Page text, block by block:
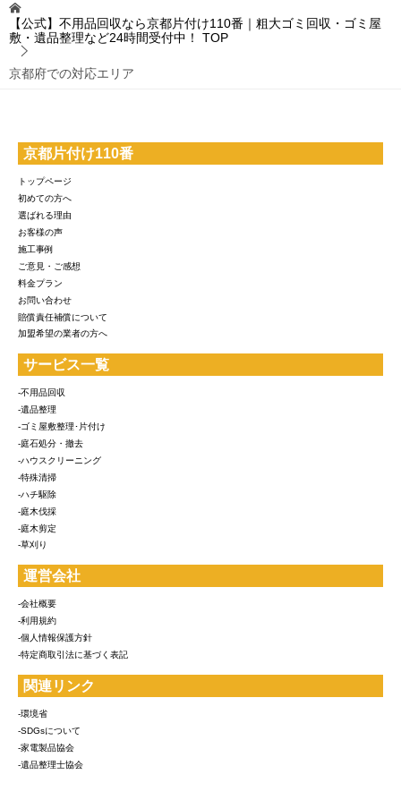
【公式】不用品回収なら京都片付け110番｜粗大ゴミ回収・ゴミ屋
敷・遺品整理など24時間受付中！
TOP
京都府での対応エリア
京都片付け110番
トップページ
初めての方へ
選ばれる理由
お客様の声
施工事例
ご意見・ご感想
料金プラン
お問い合わせ
賠償責任補償について
加盟希望の業者の方へ
サービス一覧
-不用品回収
-遺品整理
-ゴミ屋敷整理･片付け
-庭石処分・撤去
-ハウスクリーニング
-特殊清掃
-ハチ駆除
-庭木伐採
-庭木剪定
-草刈り
運営会社
-会社概要
-利用規約
-個人情報保護方針
-特定商取引法に基づく表記
関連リンク
-環境省
-SDGsについて
-家電製品協会
-遺品整理士協会